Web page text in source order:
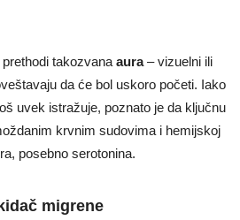
takozvana aura– vizuelni ili
da će bol uskoro početi. Iako
uvek istražuje, poznato je da ključnu
krvnim sudovima i hemijskoj
posebno serotonina.
migrene